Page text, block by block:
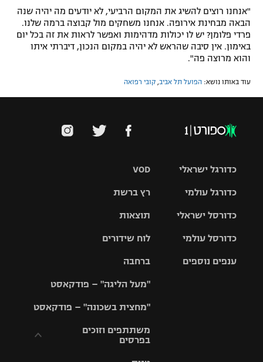
"אנחנו רוצים להשיג את המקום הרביעי, לא יודעים מה יהיה שנה
הבאה מבחינת אירופה. אנחנו משחקים מול קבוצה ברמה שלנו.
פרדי פלומן? יש לו יכולות מדהימות ואפשר לראות את זה בכל יום
באימון. אין סיבה שהראש לא יהיה במקום הנכון, דיברתי איתו
והוא מרוצה פה".
עוד באותו נושא: הפועל תל אביב קובי רפואה
VOD
רץ ברשת
תוצאות
לוח שידורים
ברחבה
"מעל הליגה" – פודקאסט
"מחצית בשכונה" – פודקאסט
משתתפים וזוכים
בפרסים
כדורגל ישראלי
גביע הטוטו
כדורגל עולמי
האלופות
ליגה
כדורסל ישראלי
סל
כדורסל עולמי
ענפים נוספים